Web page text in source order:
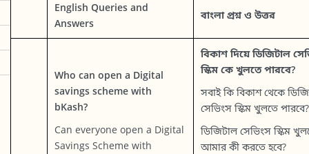
English Queries and
Answers
বাংলা প্রশ্ন ও উত্তর
Who can open a Digital
savings scheme with
bKash?
Can everyone open a Digital
Savings Scheme with
বিকাশ দিয়ে ডিজিটাল
স্কিম কে খুলতে পারবে?
সবাই কি বিকাশ থেকে
সেভিংস স্কিম খুলতে পারবে?
ডিজিটাল সেভিংস স্কিম
আমার কী করতে হবে?